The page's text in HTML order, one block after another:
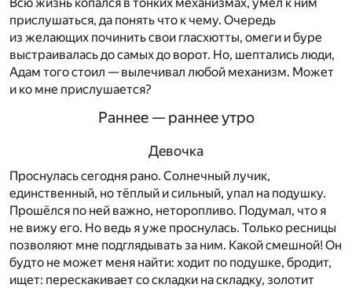
прислушаться, да понять что к чему. Очередь
из желающих починить свои гласхютты, омеги и буре
выстраивалась до самых до ворот. Но, шептались люди,
Адам того стоил — вылечивал любой механизм. Может
и ко мне прислушается?
Раннее — раннее утро
Девочка
Проснулась сегодня рано. Солнечный лучик,
единственный, но тёплый и сильный, упал на подушку.
Прошёлся по ней важно, неторопливо. Подумал, что я
не вижу его. Но ведь я уже проснулась. Только ресницы
позволяют мне подглядывать за ним. Какой смешной! Он
будто не может меня найти: ходит по подушке, бродит,
ищет: перескакивает со складки на складку, золотит